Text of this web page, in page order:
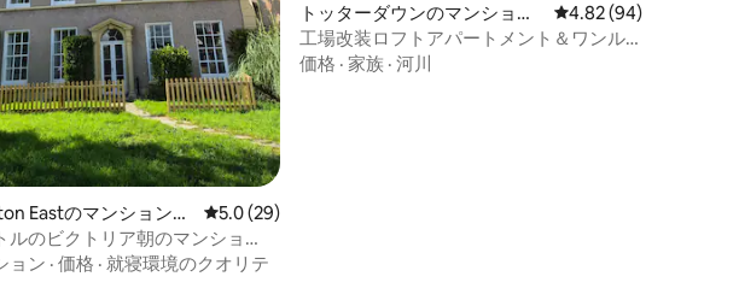
4.85つ星の平均評価
Eastのマンション・
レビュー29件、5つ星中5.0つ星の平均評価
5.0 (29)
ルのビクトリア朝のマンショ
ート
ョン · 価格 · 就寝環境のクオリテ
トッターダウンのマンショ
ン・アパート
レビュー94件、5つ星
4.82 (94)
工場改装ロフトアパートメント＆ワンル
ーム
価格 · 家族 · 河川